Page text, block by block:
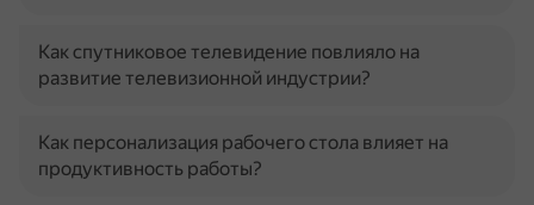
Как спутниковое телевидение повлияло на
развитие телевизионной индустрии?
Как персонализация рабочего стола влияет на
продуктивность работы?